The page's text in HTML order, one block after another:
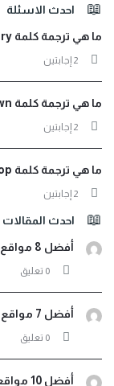
الفوتراحدث الاسئلة
ما هي ترجمة كلمة Dry؟
‫2 إجابتين
ما هي ترجمة كلمة Drown؟
‫2 إجابتين
ما هي ترجمة كلمة Drop؟
‫2 إجابتين
احدث المقالات
أفضل 8 مواقع ترجمة من عربي لأثيوبي صوت ونصوص مجانية
‫0 تعليق
أفضل 7 مواقع ترجمة من عربي إلى اندونيسيا فورية مجانية
‫0 تعليق
أفضل 10 مواقع ترجمة عربي فرنسي لترجمة مجانية احترافية